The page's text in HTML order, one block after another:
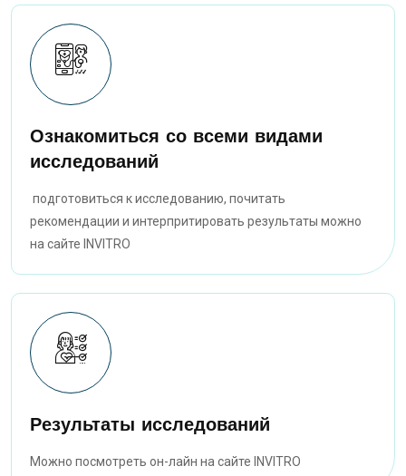
Ознакомиться со всеми видами
исследований
подготовиться к исследованию, почитать
рекомендации и интерпритировать результаты можно
на сайте INVITRO
Результаты исследований
Можно посмотреть он-лайн на сайте INVITRO